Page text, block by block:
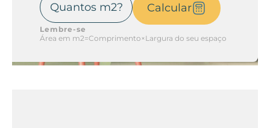
Calcular
Lembre-se
Área em m2=Comprimento×Largura do seu espaço